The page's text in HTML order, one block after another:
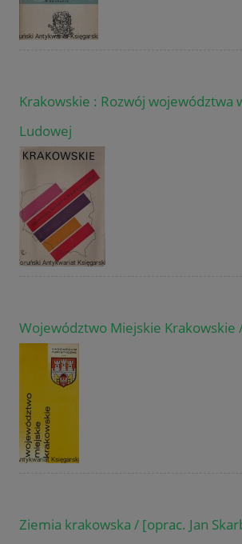
Krakowskie : Rozwój województwa
Ludowej
Województwo Miejskie Krakowskie
Ziemia krakowska / [oprac. Jan